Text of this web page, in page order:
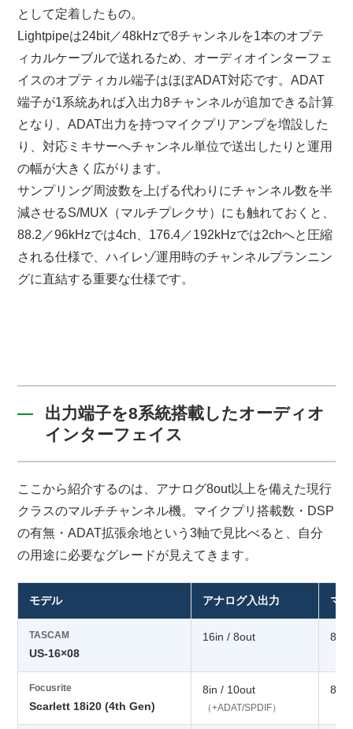
として定着したもの。
Lightpipeは24bit／48kHzで8チャンネルを1本のオプテ
ィカルケーブルで送れるため、オーディオインターフェ
イスのオプティカル端子はほぼADAT対応です。ADAT
端子が1系統あれば入出力8チャンネルが追加できる計算
となり、ADAT出力を持つマイクプリアンプを増設した
り、対応ミキサーへチャンネル単位で送出したりと運用
の幅が大きく広がります。
サンプリング周波数を上げる代わりにチャンネル数を半
減させるS/MUX（マルチプレクサ）にも触れておくと、
88.2／96kHzでは4ch、176.4／192kHzでは2chへと圧縮
される仕様で、ハイレゾ運用時のチャンネルプランニン
グに直結する重要な仕様です。
出力端子を8系統搭載したオーディオ
インターフェイス
ここから紹介するのは、アナログ8out以上を備えた現行
クラスのマルチチャンネル機。マイクプリ搭載数・DSP
の有無・ADAT拡張余地という3軸で見比べると、自分
の用途に必要なグレードが見えてきます。
モデル アナログ入出力 マ
TASCAM
US-16×08
16in / 8out 8基
Focusrite
Scarlett 18i20 (4th Gen)
8in / 10out
（+ADAT/SPDIF）
8基